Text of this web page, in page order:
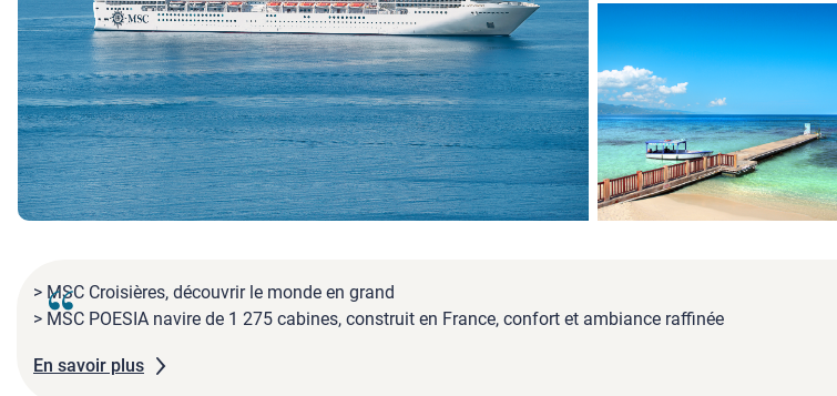
> MSC Croisières, découvrir le monde en grand
> MSC POESIA navire de 1 275 cabines, construit en France, confort et ambiance raffinée
En savoir plus